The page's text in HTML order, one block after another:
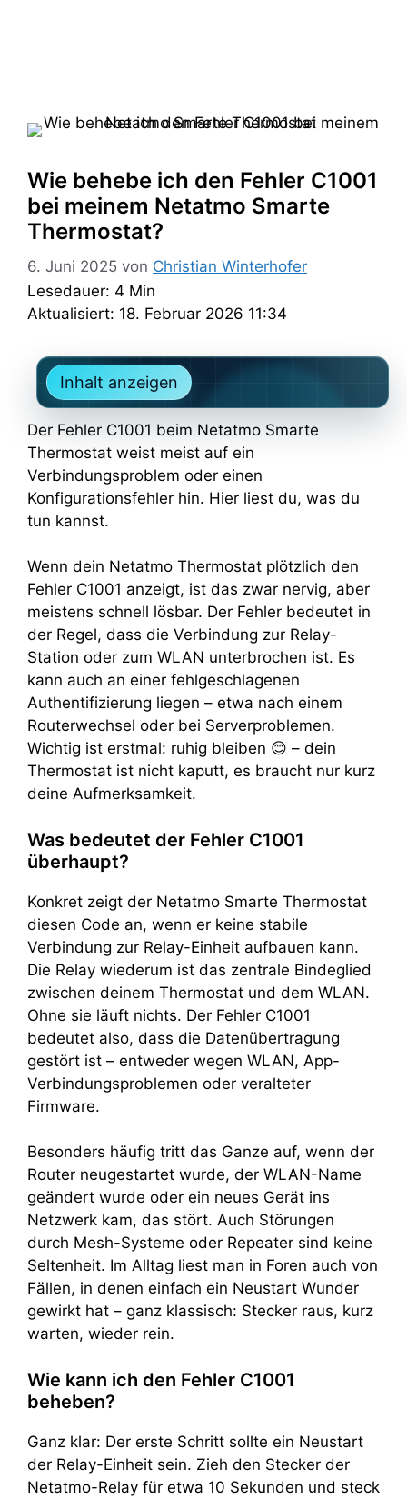
Wie behebe ich den Fehler C1001
bei meinem Netatmo Smarte
Thermostat?
6. Juni 2025 von Christian Winterhofer
Lesedauer: 4 Min
Aktualisiert: 18. Februar 2026 11:34
Inhalt anzeigen
Der Fehler C1001 beim Netatmo Smarte
Thermostat weist meist auf ein
Verbindungsproblem oder einen
Konfigurationsfehler hin. Hier liest du, was du
tun kannst.
Wenn dein Netatmo Thermostat plötzlich den
Fehler C1001 anzeigt, ist das zwar nervig, aber
meistens schnell lösbar. Der Fehler bedeutet in
der Regel, dass die Verbindung zur Relay-
Station oder zum WLAN unterbrochen ist. Es
kann auch an einer fehlgeschlagenen
Authentifizierung liegen – etwa nach einem
Routerwechsel oder bei Serverproblemen.
Wichtig ist erstmal: ruhig bleiben 😊 – dein
Thermostat ist nicht kaputt, es braucht nur kurz
deine Aufmerksamkeit.
Was bedeutet der Fehler C1001
überhaupt?
Konkret zeigt der Netatmo Smarte Thermostat
diesen Code an, wenn er keine stabile
Verbindung zur Relay-Einheit aufbauen kann.
Die Relay wiederum ist das zentrale Bindeglied
zwischen deinem Thermostat und dem WLAN.
Ohne sie läuft nichts. Der Fehler C1001
bedeutet also, dass die Datenübertragung
gestört ist – entweder wegen WLAN, App-
Verbindungsproblemen oder veralteter
Firmware.
Besonders häufig tritt das Ganze auf, wenn der
Router neugestartet wurde, der WLAN-Name
geändert wurde oder ein neues Gerät ins
Netzwerk kam, das stört. Auch Störungen
durch Mesh-Systeme oder Repeater sind keine
Seltenheit. Im Alltag liest man in Foren auch von
Fällen, in denen einfach ein Neustart Wunder
gewirkt hat – ganz klassisch: Stecker raus, kurz
warten, wieder rein.
Wie kann ich den Fehler C1001
beheben?
Ganz klar: Der erste Schritt sollte ein Neustart
der Relay-Einheit sein. Zieh den Stecker der
Netatmo-Relay für etwa 10 Sekunden und steck